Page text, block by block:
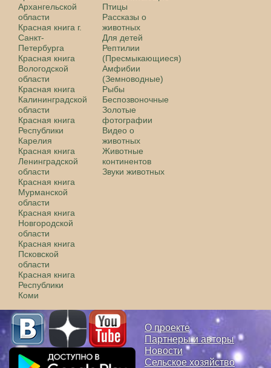
Архангельской
области
Красная книга г.
Санкт-
Петербурга
Красная книга
Вологодской
области
Красная книга
Калининградской
области
Красная книга
Республики
Карелия
Красная книга
Ленинградской
области
Красная книга
Мурманской
области
Красная книга
Новгородской
области
Красная книга
Псковской
области
Красная книга
Республики
Коми
Птицы
Рассказы о
животных
Для детей
Рептилии
(Пресмыкающиеся)
Амфибии
(Земноводные)
Рыбы
Беспозвоночные
Золотые
фотографии
Видео о
животных
Животные
континентов
Звуки животных
О проекте
Партнеры и авторы
Новости
Сельское хозяйство